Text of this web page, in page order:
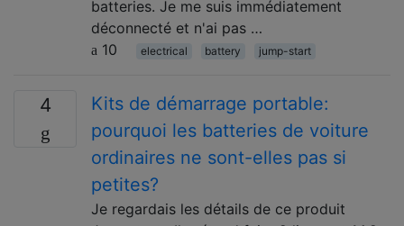
batteries. Je me suis immédiatement
déconnecté et n'ai pas …
10
electrical battery jump-start
4
Kits de démarrage portable:
pourquoi les batteries de voiture
ordinaires ne sont-elles pas si
petites?
Je regardais les détails de ce produit